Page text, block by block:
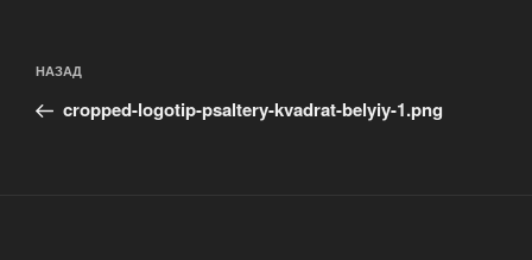
по
записям
Предыдущая
запись:
НАЗАД
cropped-logotip-psaltery-kvadrat-belyiy-1.png